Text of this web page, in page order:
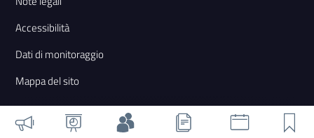
Accessibilità
Dati di monitoraggio
Mappa del sito